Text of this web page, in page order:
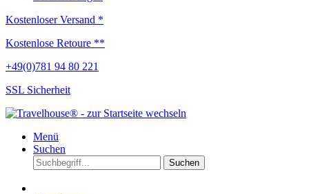
Kostenloser Versand *
Kostenlose Retoure **
+49(0)781 94 80 221
SSL Sicherheit
Menü
Suchen
Suchen